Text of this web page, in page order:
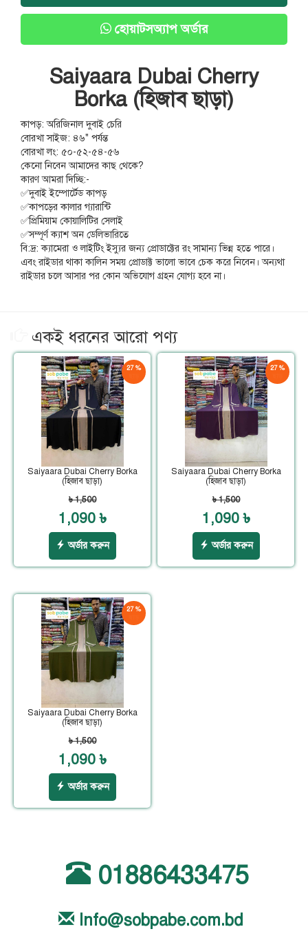
হোয়াটসঅ্যাপ অর্ডার
Saiyaara Dubai Cherry
Borka (হিজাব ছাড়া)
কাপড়: অরিজিনাল দুবাই চেরি
বোরখা সাইজ: ৪৬" পর্যন্ত
বোরখা লং: ৫০-৫২-৫৪-৫৬
কেনো নিবেন আমাদের কাছ থেকে?
কারণ আমরা দিচ্ছি:-
✅দুবাই ইম্পোর্টেড কাপড়
✅কাপড়ের কালার গ্যারান্টি
✅প্রিমিয়াম কোয়ালিটির সেলাই
✅সম্পূর্ণ ক্যাশ অন ডেলিভারিতে
বি:দ্র: ক্যামেরা ও লাইটিং ইস্যুর জন্য প্রোডাক্টের রং সামান্য ভিন্ন হতে পারে।
এবং রাইডার থাকা কালিন সময় প্রোডাক্ট ভালো ভাবে চেক করে নিবেন। অন্যথা
রাইডার চলে আসার পর কোন অভিযোগ গ্রহন যোগ্য হবে না।
একই ধরনের আরো পণ্য
27 %
Saiyaara Dubai Cherry Borka
(হিজাব ছাড়া)
৳ 1,500
1,090 ৳
অর্ডার করুন
27 %
Saiyaara Dubai Cherry Borka
(হিজাব ছাড়া)
৳ 1,500
1,090 ৳
অর্ডার করুন
27 %
Saiyaara Dubai Cherry Borka
(হিজাব ছাড়া)
৳ 1,500
1,090 ৳
অর্ডার করুন
01886433475
Info@sobpabe.com.bd